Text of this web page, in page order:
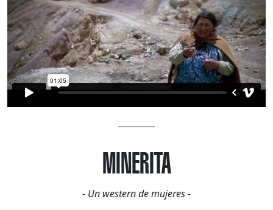
MINERITA
- Un western de mujeres -